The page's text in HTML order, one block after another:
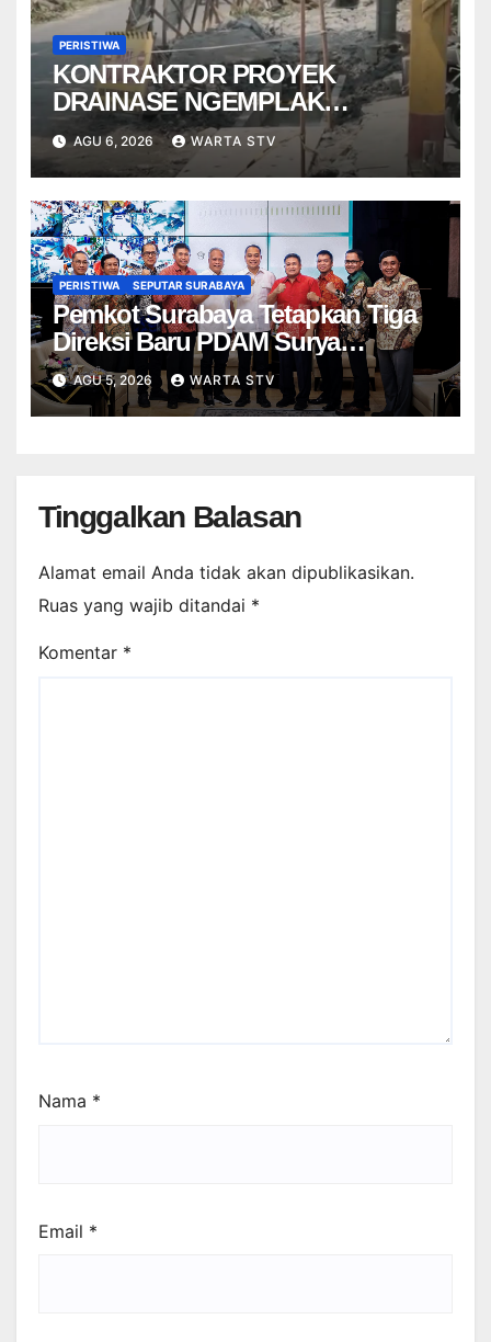
PERISTIWA
KONTRAKTOR PROYEK
DRAINASE NGEMPLAK
DISANKSI USAI WARGA
TERPELESET
AGU 6, 2026 WARTA STV
PERISTIWA SEPUTAR SURABAYA
Pemkot Surabaya Tetapkan Tiga
Direksi Baru PDAM Surya
Sembada, Fokus Perkuat
Layanan dan Kinerja
AGU 5, 2026 WARTA STV
Tinggalkan Balasan
Alamat email Anda tidak akan dipublikasikan.
Ruas yang wajib ditandai *
Komentar *
Nama *
Email *